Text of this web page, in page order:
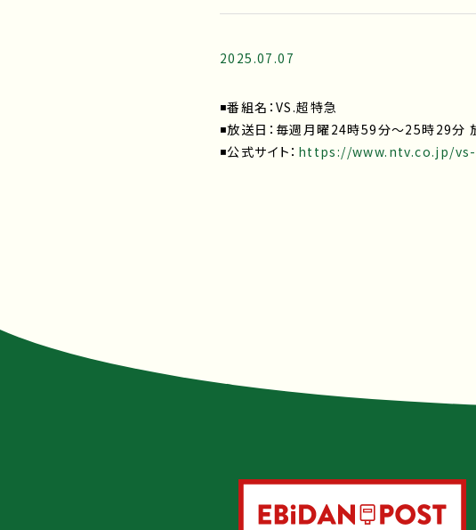
2025.07.07
◾️番組名：VS.超特急
◾️放送日：毎週月曜24時59分～25時29分
◾️公式サイト： https://www.ntv.co.jp/